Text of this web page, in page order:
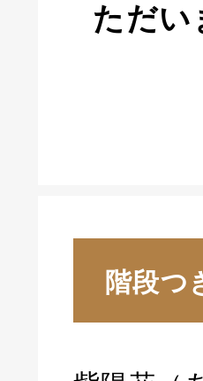
ただい
階段つ